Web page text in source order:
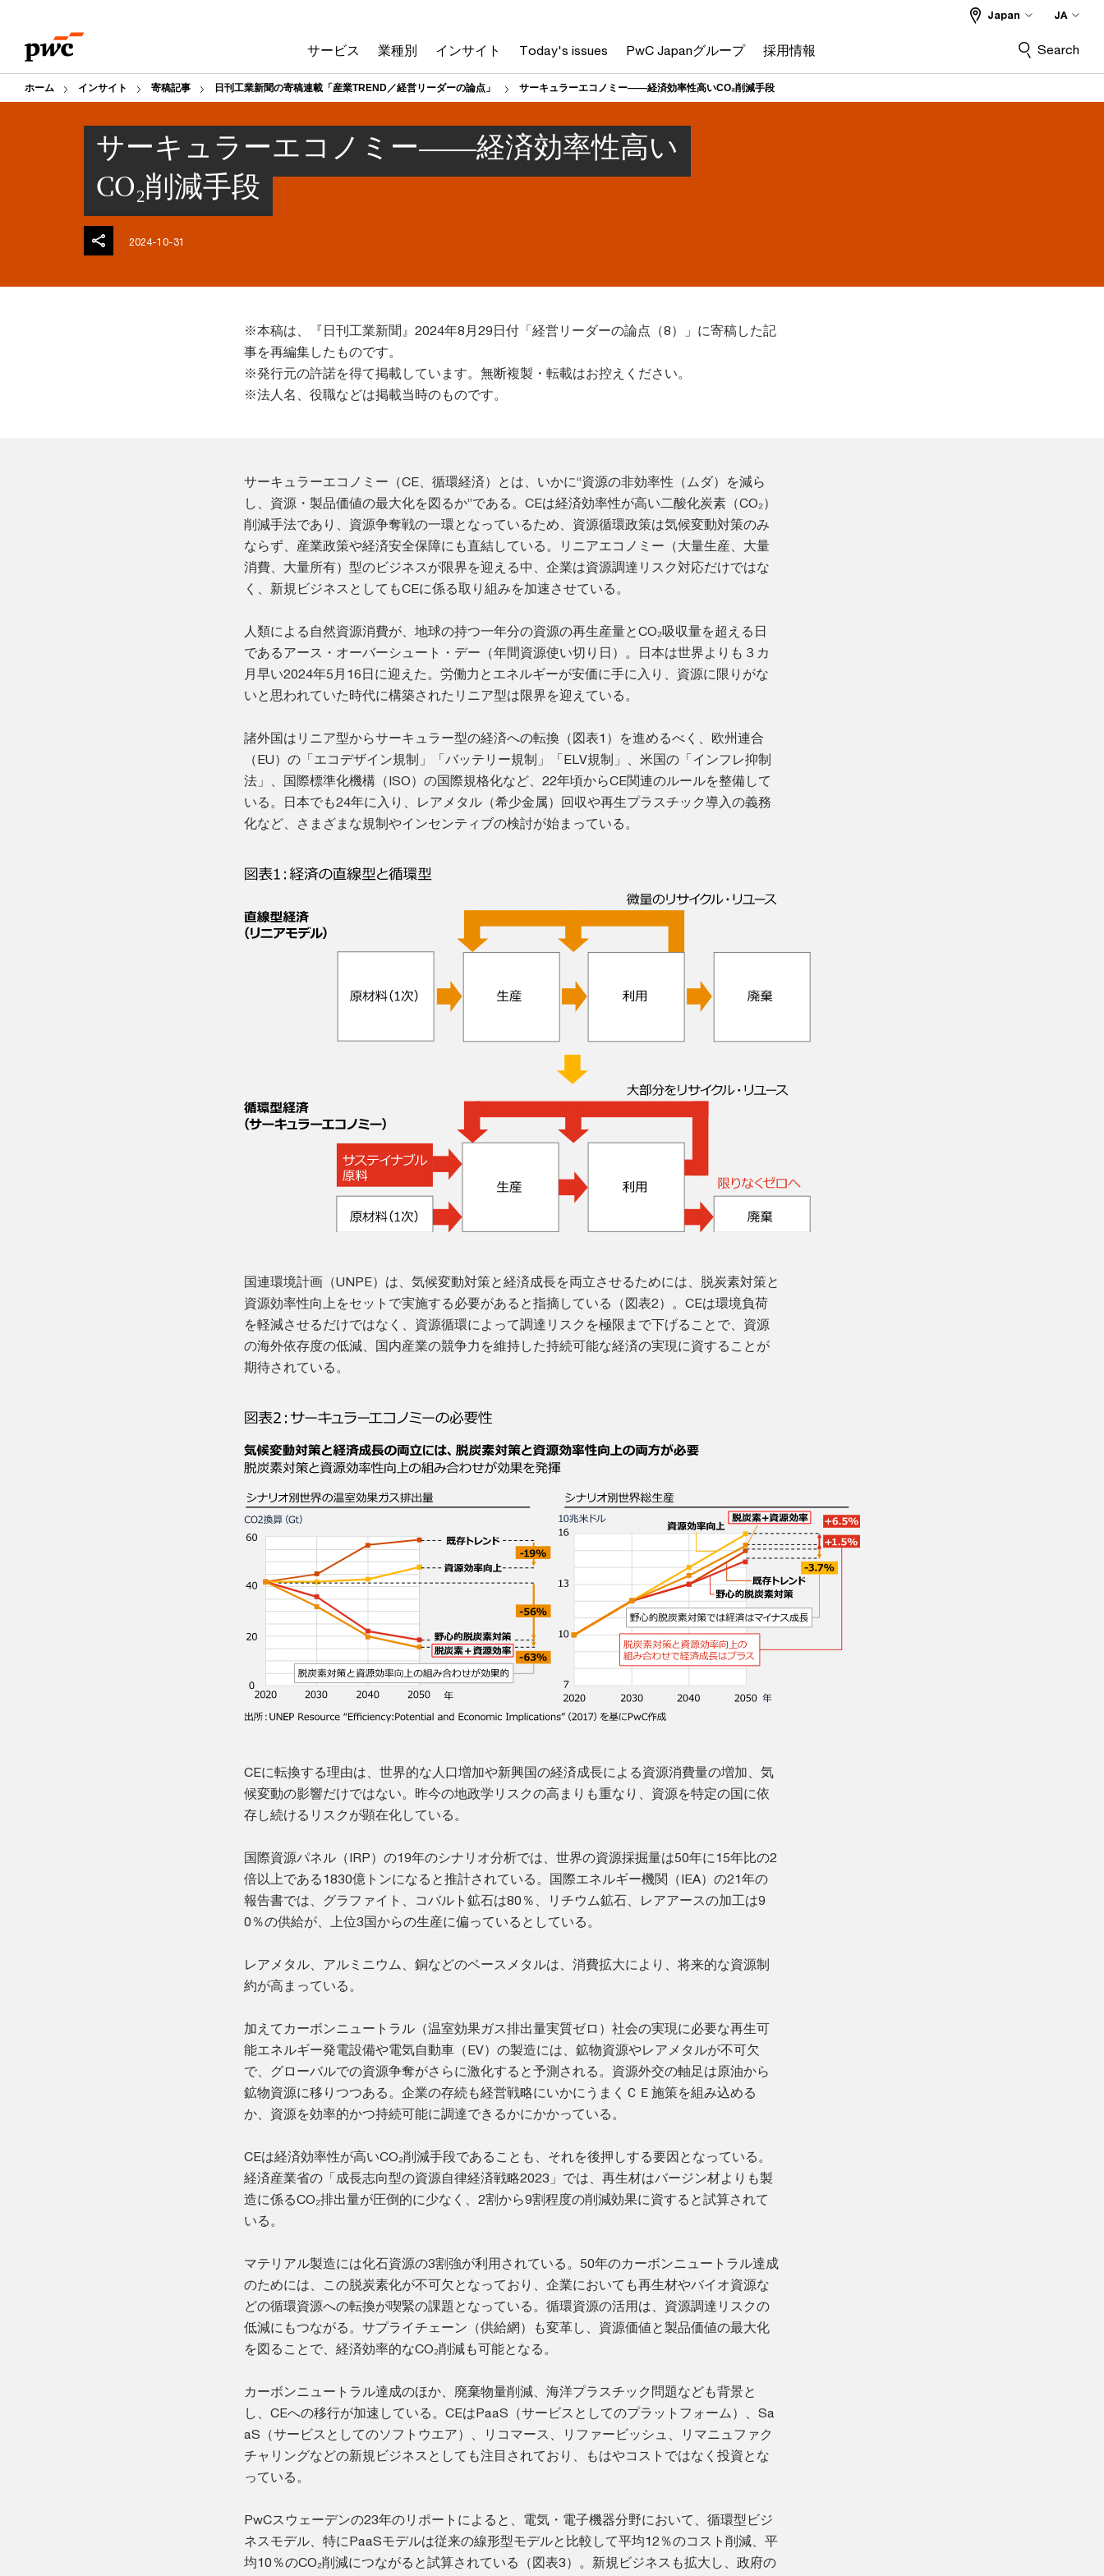
content
footer
サービス 業種別 インサイト Today's issues PwC Japanグループ 採用情報
Japan JA
Search
ホーム インサイト 寄稿記事 日刊工業新聞の寄稿連載「産業TREND／経営リーダーの論点」 サーキュラーエコノミー――経済効率性高いCO₂削減手段
サーキュラーエコノミー――経済効率性高い
CO₂削減手段
2024-10-31
※本稿は、『日刊工業新聞』2024年8月29日付「経営リーダーの論点（8）」に寄稿した記
事を再編集したものです。
※発行元の許諾を得て掲載しています。無断複製・転載はお控えください。
※法人名、役職などは掲載当時のものです。
サーキュラーエコノミー（CE、循環経済）とは、いかに“資源の非効率性（ムダ）を減ら
し、資源・製品価値の最大化を図るか”である。CEは経済効率性が高い二酸化炭素（CO₂）
削減手法であり、資源争奪戦の一環となっているため、資源循環政策は気候変動対策のみ
ならず、産業政策や経済安全保障にも直結している。リニアエコノミー（大量生産、大量
消費、大量所有）型のビジネスが限界を迎える中、企業は資源調達リスク対応だけではな
く、新規ビジネスとしてもCEに係る取り組みを加速させている。
人類による自然資源消費が、地球の持つ一年分の資源の再生産量とCO₂吸収量を超える日
であるアース・オーバーシュート・デー（年間資源使い切り日）。日本は世界よりも３カ
月早い2024年5月16日に迎えた。労働力とエネルギーが安価に手に入り、資源に限りがな
いと思われていた時代に構築されたリニア型は限界を迎えている。
諸外国はリニア型からサーキュラー型の経済への転換（図表1）を進めるべく、欧州連合
（EU）の「エコデザイン規制」「バッテリー規制」「ELV規制」、米国の「インフレ抑制
法」、国際標準化機構（ISO）の国際規格化など、22年頃からCE関連のルールを整備して
いる。日本でも24年に入り、レアメタル（希少金属）回収や再生プラスチック導入の義務
化など、さまざまな規制やインセンティブの検討が始まっている。
国連環境計画（UNPE）は、気候変動対策と経済成長を両立させるためには、脱炭素対策と
資源効率性向上をセットで実施する必要があると指摘している（図表2）。CEは環境負荷
を軽減させるだけではなく、資源循環によって調達リスクを極限まで下げることで、資源
の海外依存度の低減、国内産業の競争力を維持した持続可能な経済の実現に資することが
期待されている。
CEに転換する理由は、世界的な人口増加や新興国の経済成長による資源消費量の増加、気
候変動の影響だけではない。昨今の地政学リスクの高まりも重なり、資源を特定の国に依
存し続けるリスクが顕在化している。
国際資源パネル（IRP）の19年のシナリオ分析では、世界の資源採掘量は50年に15年比の2
倍以上である1830億トンになると推計されている。国際エネルギー機関（IEA）の21年の
報告書では、グラファイト、コバルト鉱石は80％、リチウム鉱石、レアアースの加工は9
0％の供給が、上位3国からの生産に偏っているとしている。
レアメタル、アルミニウム、銅などのベースメタルは、消費拡大により、将来的な資源制
約が高まっている。
加えてカーボンニュートラル（温室効果ガス排出量実質ゼロ）社会の実現に必要な再生可
能エネルギー発電設備や電気自動車（EV）の製造には、鉱物資源やレアメタルが不可欠
で、グローバルでの資源争奪がさらに激化すると予測される。資源外交の軸足は原油から
鉱物資源に移りつつある。企業の存続も経営戦略にいかにうまくＣＥ施策を組み込める
か、資源を効率的かつ持続可能に調達できるかにかかっている。
CEは経済効率性が高いCO₂削減手段であることも、それを後押しする要因となっている。
経済産業省の「成長志向型の資源自律経済戦略2023」では、再生材はバージン材よりも製
造に係るCO₂排出量が圧倒的に少なく、2割から9割程度の削減効果に資すると試算されて
いる。
マテリアル製造には化石資源の3割強が利用されている。50年のカーボンニュートラル達成
のためには、この脱炭素化が不可欠となっており、企業においても再生材やバイオ資源な
どの循環資源への転換が喫緊の課題となっている。循環資源の活用は、資源調達リスクの
低減にもつながる。サプライチェーン（供給網）も変革し、資源価値と製品価値の最大化
を図ることで、経済効率的なCO₂削減も可能となる。
カーボンニュートラル達成のほか、廃棄物量削減、海洋プラスチック問題なども背景と
し、CEへの移行が加速している。CEはPaaS（サービスとしてのプラットフォーム）、Sa
aS（サービスとしてのソフトウエア）、リコマース、リファービッシュ、リマニュファク
チャリングなどの新規ビジネスとしても注目されており、もはやコストではなく投資とな
っている。
PwCスウェーデンの23年のリポートによると、電気・電子機器分野において、循環型ビジ
ネスモデル、特にPaaSモデルは従来の線形型モデルと比較して平均12％のコスト削減、平
均10％のCO₂削減につながると試算されている（図表3）。新規ビジネスも拡大し、政府の